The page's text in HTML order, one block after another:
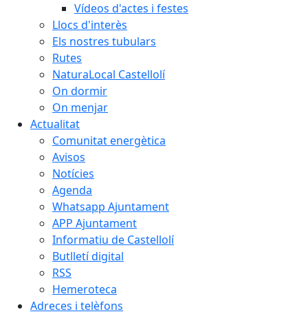
Vídeos d'actes i festes
Llocs d'interès
Els nostres tubulars
Rutes
NaturaLocal Castellolí
On dormir
On menjar
Actualitat
Comunitat energètica
Avisos
Notícies
Agenda
Whatsapp Ajuntament
APP Ajuntament
Informatiu de Castellolí
Butlletí digital
RSS
Hemeroteca
Adreces i telèfons